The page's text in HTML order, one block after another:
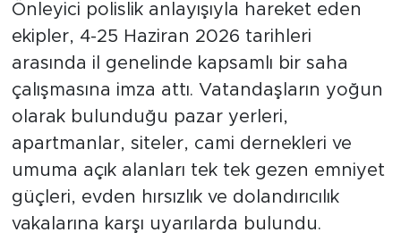
Önleyici polislik anlayışıyla hareket eden
ekipler, 4-25 Haziran 2026 tarihleri
arasında il genelinde kapsamlı bir saha
çalışmasına imza attı. Vatandaşların yoğun
olarak bulunduğu pazar yerleri,
apartmanlar, siteler, cami dernekleri ve
umuma açık alanları tek tek gezen emniyet
güçleri, evden hırsızlık ve dolandırıcılık
vakalarına karşı uyarılarda bulundu.